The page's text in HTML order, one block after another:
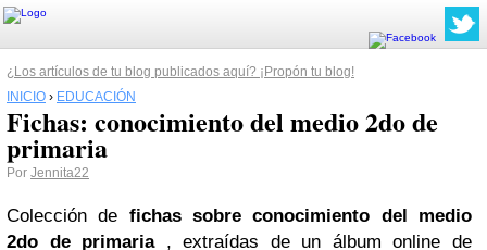
¿Los artículos de tu blog publicados aquí? ¡Propón tu blog!
INICIO › EDUCACIÓN
Fichas: conocimiento del medio 2do de
primaria
Por Jennita22
Colección de fichas sobre conocimiento del medio
2do de primaria, extraídas de un álbum online de